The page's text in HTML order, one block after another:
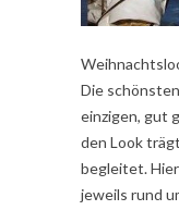
Die
einzigen, gut
den Look
begleitet.
jeweils rund